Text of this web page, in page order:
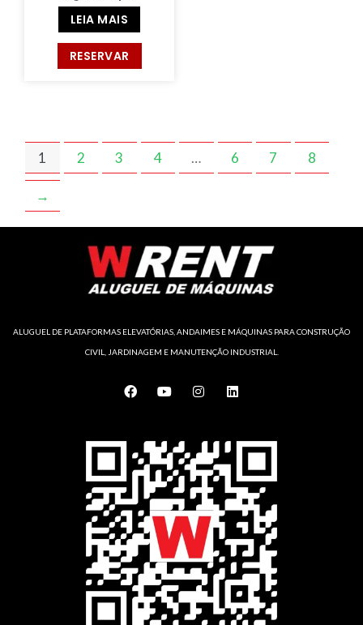
LEIA MAIS
RESERVAR
1 2 3 4 … 6 7 8
→
ALUGUEL DE PLATAFORMAS ELEVATÓRIAS, ANDAIMES E MÁQUINAS PARA CONSTRUÇÃO
CIVIL, JARDINAGEM E MANUTENÇÃO INDUSTRIAL.
F
a
o
k
Y
o
b
e
I
n
g
r
a
m
L
i